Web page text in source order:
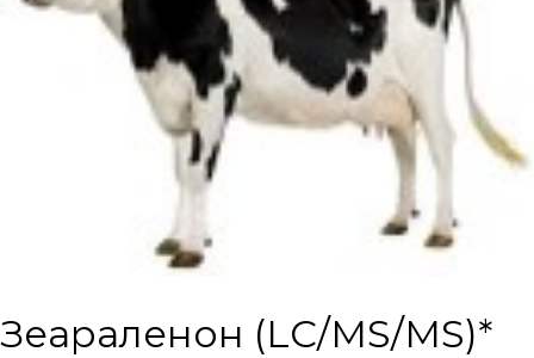
Зеараленон (LC/MS/MS)*